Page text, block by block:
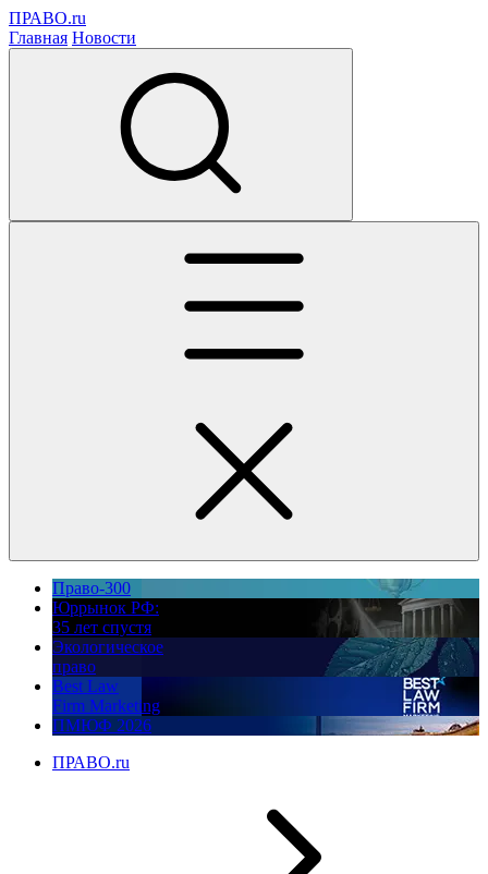
ПРАВО.ru
Главная Новости
Право-300
Юррынок РФ:
35 лет спустя
Экологическое
право
Best Law
Firm Marketing
ПМЮФ 2026
ПРАВО.ru